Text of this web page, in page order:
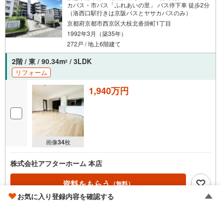
カバス・市バス「ふれあいの里」 バス停下車 徒歩2分
（洛西口駅行きは京阪バスとヤサカバスのみ）
京都府京都市西京区大枝北沓掛町1丁目
1992年3月（築35年）
272戸 / 地上6階建て
2階 / 東 / 90.34m2 / 3LDK
リフォーム
画像34枚
1,940万円
株式会社アフターホーム 本店
資料をもらう（無料）
お気に入り登録内容を確認する